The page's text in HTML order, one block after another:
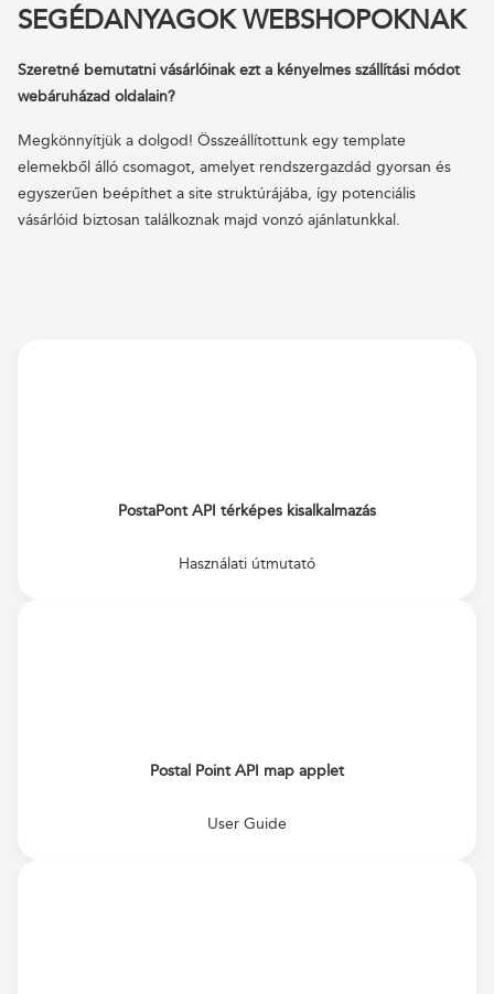
SEGÉDANYAGOK WEBSHOPOKNAK
Szeretné bemutatni vásárlóinak ezt a kényelmes szállítási módot
webáruházad oldalain?
Megkönnyítjük a dolgod! Összeállítottunk egy template
elemekből álló csomagot, amelyet rendszergazdád gyorsan és
egyszerűen beépíthet a site struktúrájába, így potenciális
vásárlóid biztosan találkoznak majd vonzó ajánlatunkkal.
PostaPont API térképes kisalkalmazás
Használati útmutató
Postal Point API map applet
User Guide